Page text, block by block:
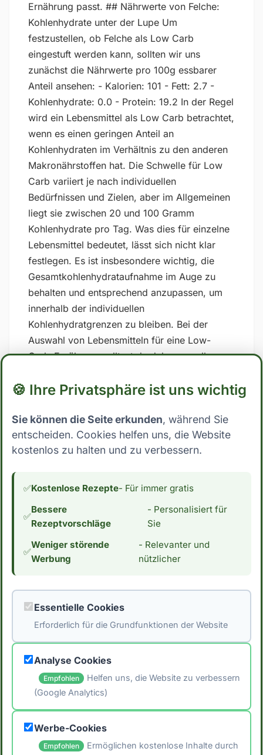
Ernährung passt. ## Nährwerte von Felche:
Kohlenhydrate unter der Lupe Um
festzustellen, ob Felche als Low Carb
eingestuft werden kann, sollten wir uns
zunächst die Nährwerte pro 100g essbarer
Anteil ansehen: - Kalorien: 101 - Fett: 2.7 -
Kohlenhydrate: 0.0 - Protein: 19.2 In der Regel
wird ein Lebensmittel als Low Carb betrachtet,
wenn es einen geringen Anteil an
Kohlenhydraten im Verhältnis zu den anderen
Makronährstoffen hat. Die Schwelle für Low
Carb variiert je nach individuellen
Bedürfnissen und Zielen, aber im Allgemeinen
liegt sie zwischen 20 und 100 Gramm
Kohlenhydrate pro Tag. Was dies für einzelne
Lebensmittel bedeutet, lässt sich nicht klar
festlegen. Es ist insbesondere wichtig, die
Gesamtkohlenhydrataufnahme im Auge zu
behalten und entsprechend anzupassen, um
innerhalb der individuellen
Kohlenhydratgrenzen zu bleiben. Bei der
Auswahl von Lebensmitteln für eine Low-
Carb-Ernährung solltest du daher vor allem
Lebensmittel verzichten und stattdessen auf
und Ballaststoffen ist. ## Low Carb Ernährung:
Wo steht Felche? Mit nur 0.0 Gramm
Kohlenhydrate pro 100g essbarer Anteil fällt
Dies macht es zu einer sehr interessanten
Kohlenhydrataufnahme reduzieren möchten.
Wenn du an einer Low Carb Ernährung
interessiert bist, interessiert dich vielleicht
auch der Kaloriengehalt. Mit 101 Kalorien pro
durchschnittlichen Kaloriengehalt. *Hinweis:
Die Daten stammen aus der [Schweizer
Nährwertdatenbank]
(https://naehrwertdaten.ch/de/).*
🖨️ Artikel drucken
🍪 Ihre Privatsphäre ist uns wichtig
Sie können die Seite erkunden, während Sie
entscheiden. Cookies helfen uns, die Website
kostenlos zu halten und zu verbessern.
✅Kostenlose Rezepte- Für immer gratis
✅
Bessere
Rezeptvorschläge
- Personalisiert für
Sie
✅
Weniger störende
Werbung
- Relevanter und
nützlicher
Essentielle Cookies
Erforderlich für die Grundfunktionen der Website
Analyse Cookies
Empfohlen
Helfen uns, die Website zu verbessern
(Google Analytics)
Werbe-Cookies
Empfohlen Ermöglichen kostenlose Inhalte durch